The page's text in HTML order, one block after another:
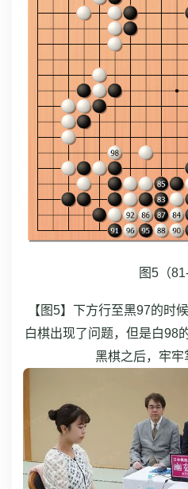
图5（
【图5】下方行至黑97的时
白棋出现了问题，但是白98
黑棋之后，牢牢